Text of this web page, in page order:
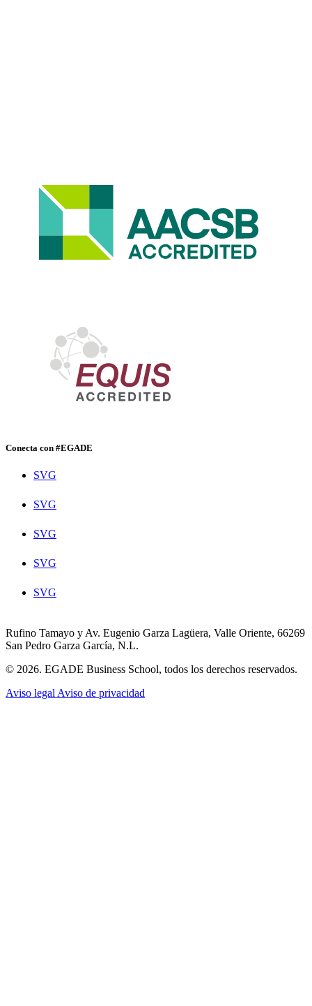
Conecta con #EGADE
SVG
SVG
SVG
SVG
SVG
Rufino Tamayo y Av. Eugenio Garza Lagüera, Valle Oriente, 66269
San Pedro Garza García, N.L.
© 2026. EGADE Business School, todos los derechos reservados.
Aviso legal Aviso de privacidad